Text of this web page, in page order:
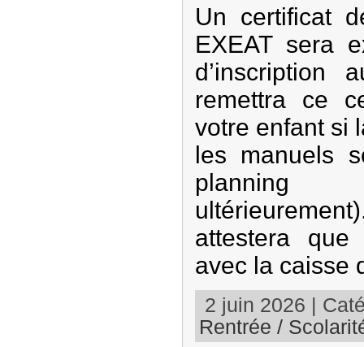
Un certificat
EXEAT sera
d’inscription
remettra ce
votre enfant si
les manuels
planning
attestera
avec la caisse
2 juin 2026 |
Rentrée /